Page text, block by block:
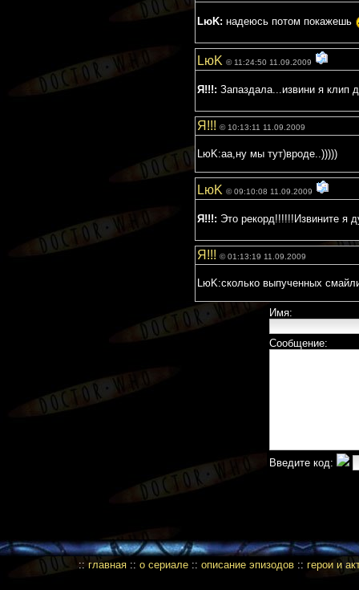
LюK: надеюсь потом покажешь
LюK © 11:24:50 11.09.2009
Я!!!: Запаздала...извини я клип
Я!!! © 10:13:11 11.09.2009
LюK:аа,ну мы тут)вроде..)))))
LюK © 09:10:08 11.09.2009
Я!!!: Это рекорд!!!!!!Извините я
Я!!! © 01:13:19 11.09.2009
LюK:сколько выпученных
Имя:
Сообщение:
Введите код:
:: главная :: о сериале :: описание эпизодов :: герои и